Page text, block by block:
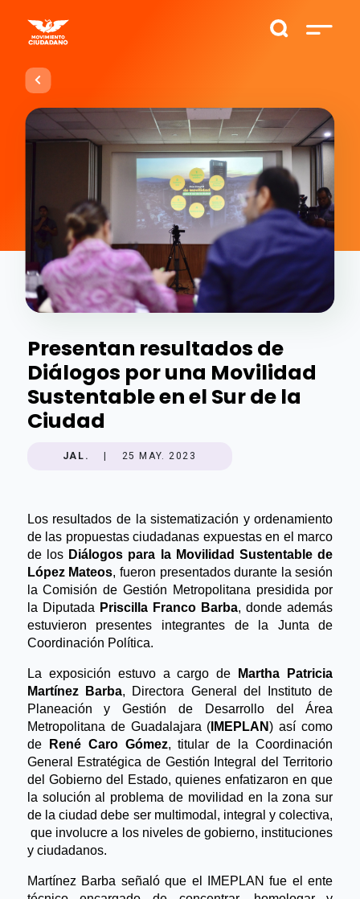
Presentan resultados de
Diálogos por una Movilidad
Sustentable en el Sur de la
Ciudad
JAL. 25 MAY. 2023
Los resultados de la sistematización y ordenamiento
de las propuestas ciudadanas expuestas en el marco
de los Diálogos para la Movilidad Sustentable de
López Mateos, fueron presentados durante la sesión
la Comisión de Gestión Metropolitana presidida por
la Diputada Priscilla Franco Barba, donde además
estuvieron presentes integrantes de la Junta de
Coordinación Política.
La exposición estuvo a cargo de
Martha Patricia
Martínez Barba, Directora General del Instituto de
Planeación y Gestión de Desarrollo del Área
Metropolitana de Guadalajara ( IMEPLAN) así como
deRené Caro Gómez, titular de la Coordinación
General Estratégica de Gestión Integral del Territorio
del Gobierno del Estado, quienes enfatizaron en que
la solución al problema de movilidad en la zona sur
de la ciudad debe ser multimodal, integral y colectiva,
que involucre a los niveles de gobierno, instituciones
y ciudadanos.
Martínez Barba señaló que el IMEPLAN fue el ente